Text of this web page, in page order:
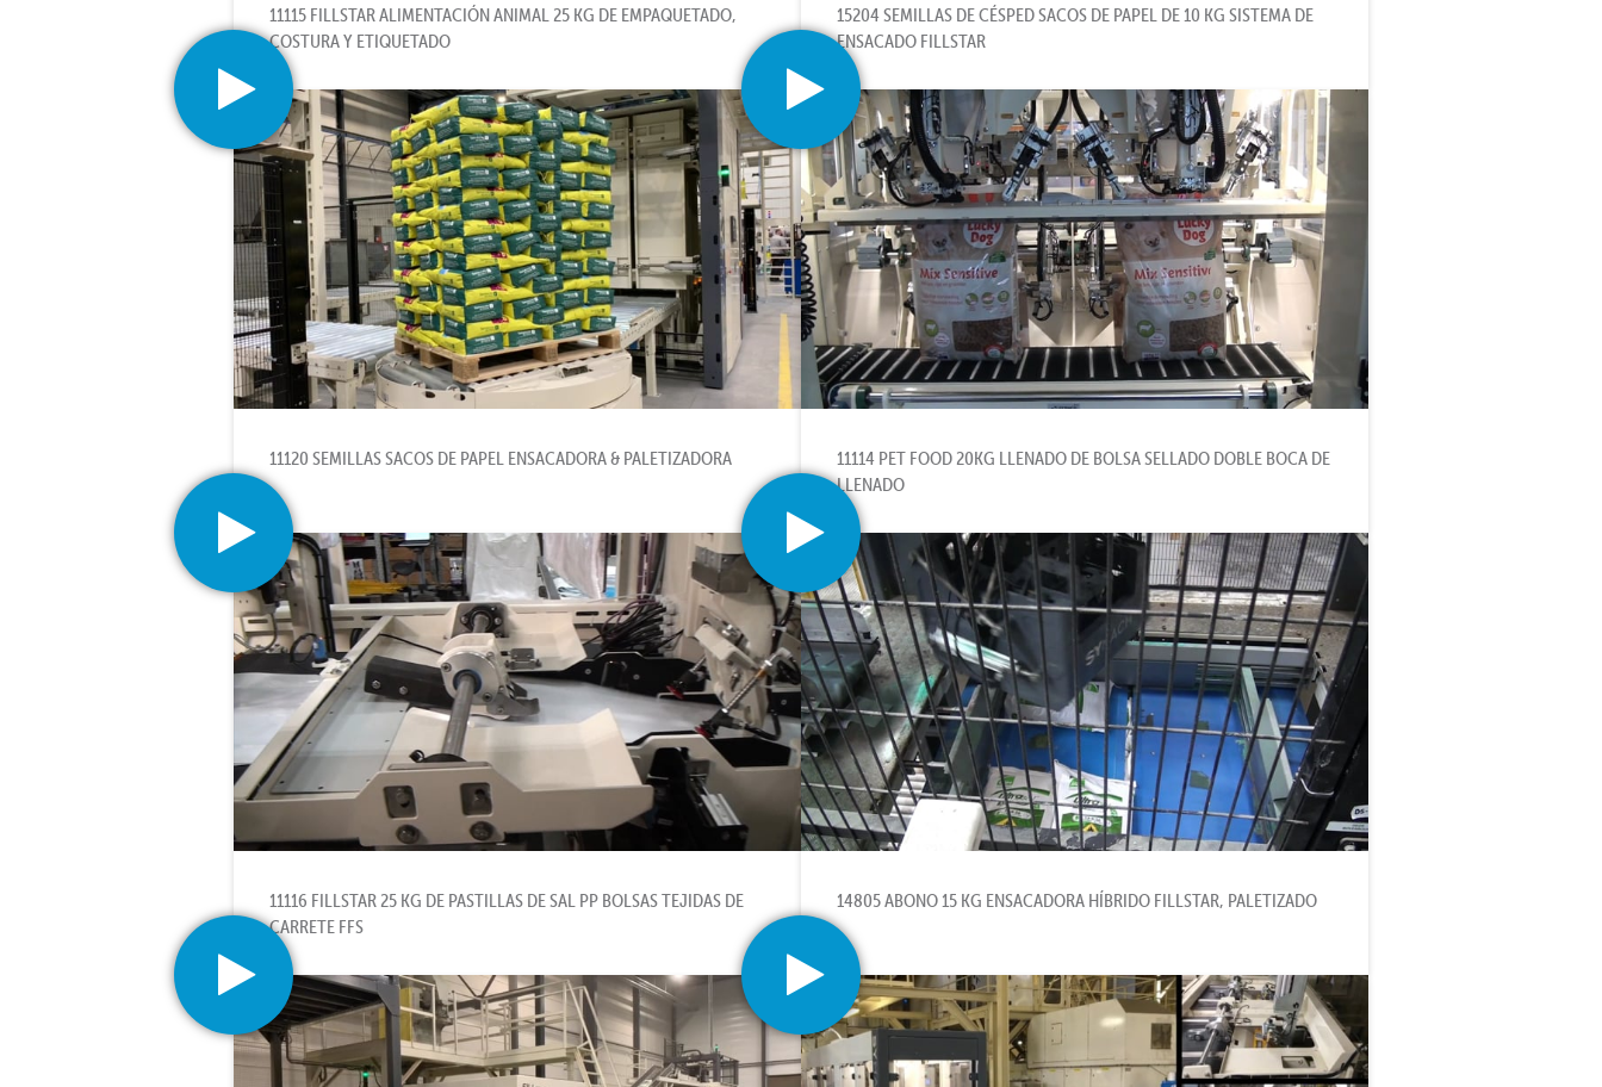
11115 FILLSTAR ALIMENTACIÓN ANIMAL 25 KG DE EMPAQUETADO,
COSTURA Y ETIQUETADO
15204 SEMILLAS DE CÉSPED SACOS DE PAPEL DE 10 KG SISTEMA DE
ENSACADO FILLSTAR
11120 SEMILLAS SACOS DE PAPEL ENSACADORA & PALETIZADORA
11114 PET FOOD 20KG LLENADO DE BOLSA SELLADO DOBLE BOCA DE
LLENADO
11116 FILLSTAR 25 KG DE PASTILLAS DE SAL PP BOLSAS TEJIDAS DE
CARRETE FFS
14805 ABONO 15 KG ENSACADORA HÍBRIDO FILLSTAR, PALETIZADO